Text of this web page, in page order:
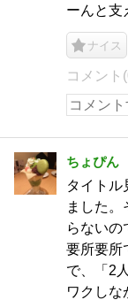
ーんと支
ナイス
コメント
ちょぴん
タイトル
ました
らないの
要所要所
で、「2
ワクしな